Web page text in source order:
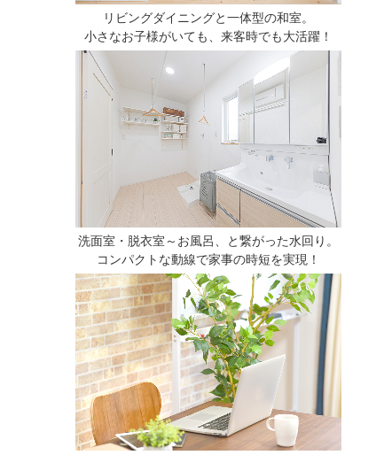
リビングダイニングと一体型の和室。
小さなお子様がいても、来客時でも大活躍！
洗面室・脱衣室～お風呂、と繋がった水回り。
コンパクトな動線で家事の時短を実現！